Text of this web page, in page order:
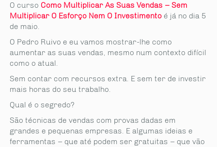
O curso Como Multiplicar As Suas Vendas – Sem
Multiplicar O Esforço Nem O Investimento é já no dia 5
de maio.
O Pedro Ruivo e eu vamos mostrar-lhe como
aumentar as suas vendas, mesmo num contexto difícil
como o atual.
Sem contar com recursos extra. E sem ter de investir
mais horas do seu trabalho.
Qual é o segredo?
São técnicas de vendas com provas dadas em
grandes e pequenas empresas. E algumas ideias e
ferramentas – que até podem ser gratuitas – que vão